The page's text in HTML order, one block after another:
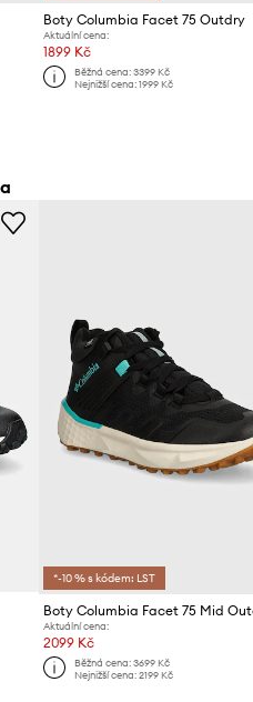
Boty Columbia Facet 75 Outdry
Aktuální cena:
1899 Kč
Běžná cena: 3399 Kč
Nejnižší cena: 1999 Kč
*-10 % s kódem: LST
Boty Columbia Facet 75 Mid
Aktuální cena:
2099 Kč
Běžná cena: 3699 Kč
Nejnižší cena: 2199 Kč